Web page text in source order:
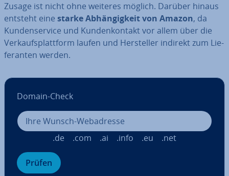
Zusage ist nicht ohne weiteres möglich. Darüber hinaus
entsteht eine starke Ab­hän­gig­keit von Amazon, da
Kun­den­ser­vice und Kun­den­kon­takt vor allem über die
Ver­kaufs­platt­form laufen und Her­stel­ler indirekt zum Lie­
fe­ran­ten werden.
Domain-Check
.de .com .ai .info .eu .net
Prüfen